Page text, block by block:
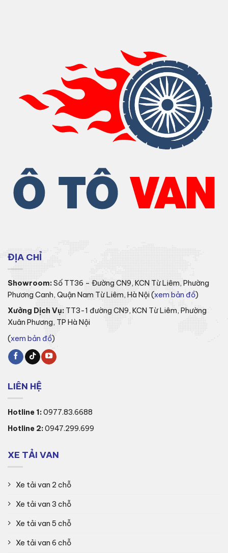
ĐỊA CHỈ
Showroom:Số TT36 – Đường CN9, KCN Từ Liêm, Phường
Phương Canh, Quận Nam Từ Liêm, Hà Nội (xem bản đồ)
Xưởng Dịch Vụ: TT3-1 đường CN9, KCN Từ Liêm, Phường
Xuân Phương, TP Hà Nội
(xem bản đồ)
LIÊN HỆ
Hotline 1:0977.83.6688
Hotline 2:0947.299.699
XE TẢI VAN
Xe tải van 2 chỗ
Xe tải van 3 chỗ
Xe tải van 5 chỗ
Xe tải van 6 chỗ